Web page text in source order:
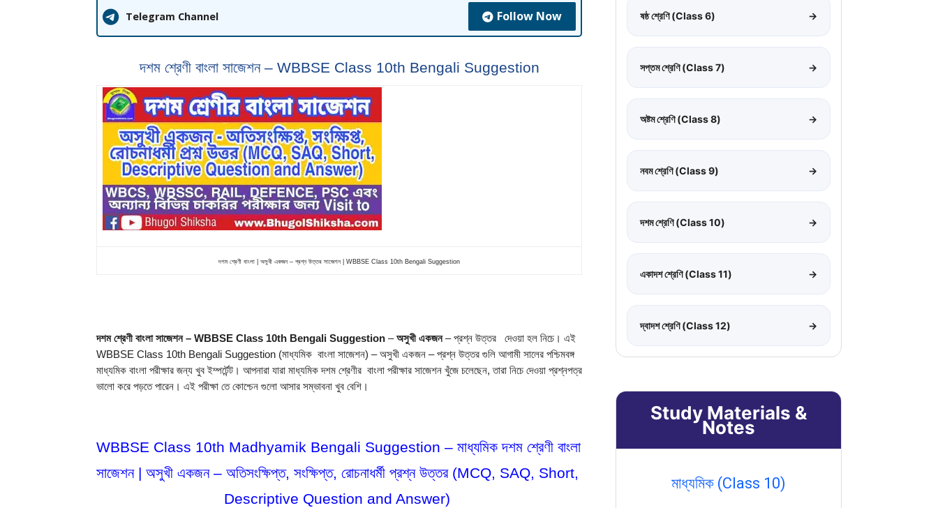
Telegram Channel Follow Now
দশম শ্রেণী বাংলা সাজেশন – WBBSE Class 10th Bengali Suggestion
দশম শ্রেণী বাংলা | অসুখী একজন – প্রশ্ন উত্তর সাজেশন | WBBSE Class 10th Bengali Suggestion
দশম শ্রেণী বাংলা সাজেশন – WBBSE Class 10th Bengali Suggestion – অসুখী একজন – প্রশ্ন উত্তর   দেওয়া হল নিচে। এই
WBBSE Class 10th Bengali Suggestion (মাধ্যমিক  বাংলা সাজেশন) – অসুখী একজন – প্রশ্ন উত্তর গুলি আগামী সালের পশ্চিমবঙ্গ
মাধ্যমিক বাংলা পরীক্ষার জন্য খুব ইম্পর্টেন্ট। আপনারা যারা মাধ্যমিক দশম শ্রেণীর  বাংলা পরীক্ষার সাজেশন খুঁজে চলেছেন, তারা নিচে দেওয়া প্রশ্নপত্র
ভালো করে পড়তে পারেন। এই পরীক্ষা তে কোশ্চেন গুলো আসার সম্ভাবনা খুব বেশি।
WBBSE Class 10th Madhyamik Bengali Suggestion – মাধ্যমিক দশম শ্রেণী বাংলা
সাজেশন | অসুখী একজন – অতিসংক্ষিপ্ত, সংক্ষিপ্ত, রোচনাধর্মী প্রশ্ন উত্তর (MCQ, SAQ, Short,
Descriptive Question and Answer)
ষষ্ঠ শ্রেণি (Class 6) →
সপ্তম শ্রেণি (Class 7) →
অষ্টম শ্রেণি (Class 8) →
নবম শ্রেণি (Class 9) →
দশম শ্রেণি (Class 10) →
একাদশ শ্রেণি (Class 11) →
দ্বাদশ শ্রেণি (Class 12) →
Study Materials &
Notes
মাধ্যমিক (Class 10)